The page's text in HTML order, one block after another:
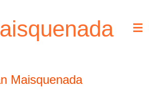
Maisquenada